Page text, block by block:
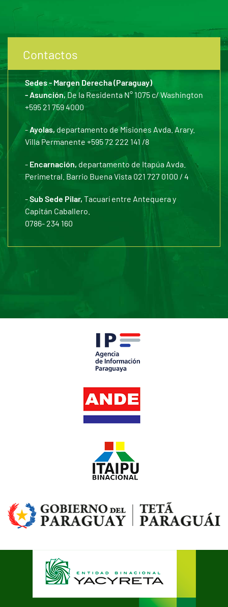
Contactos
Sedes - Margen Derecha (Paraguay)
- Asunción,De la Residenta N° 1075 c/ Washington
+595 21 759 4000
-Ayolas, departamento de Misiones Avda. Arary.
Villa Permanente +595 72 222 141 /8
- Encarnación, departamento de Itapúa Avda.
Perimetral. Barrio Buena Vista 021 727 0100 / 4
-Sub Sede Pilar, Tacuarí entre Antequera y
Capitán Caballero.
0786- 234 160